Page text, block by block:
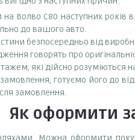
Волво С80 наступних років
до вашого авто.
безпосередньо від
говорять про
які дійсно розуміються
готуємо його до
замовлення.
Як оформити
Можна оформити